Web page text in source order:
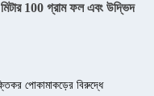
100 গ্রাম ফল এবং উদ্ভিদ
পোকামাকড়ের বিরুদ্ধে